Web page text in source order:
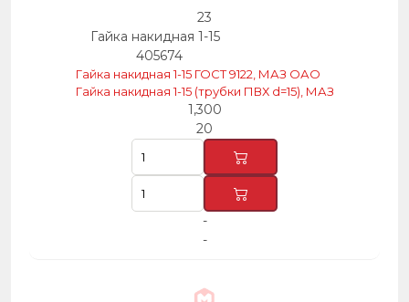
23
Гайка накидная 1-15
405674
Гайка накидная 1-15 ГОСТ 9122, МАЗ ОАО
Гайка накидная 1-15 (трубки ПВХ d=15), МАЗ
1,300
20
-
-